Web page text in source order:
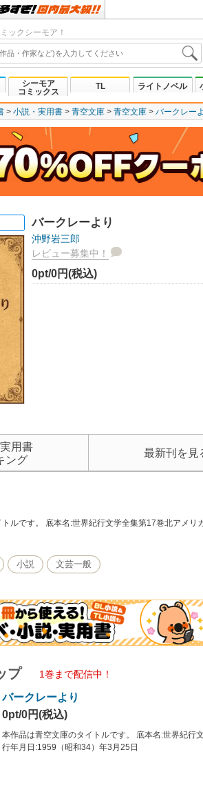
ックシーモア！
シーモア
コミックス
TL ライトノベル
小説・実用書 青空文庫 青空文庫 バークレー
バークレーより
沖野岩三郎
レビュー募集中！
0pt/0円(税込)
用書
ング
最新刊を見
ルです。 底本名:世界紀行文学全集第17巻北アメ
小説 文芸一般
プ 1巻まで配信中！
バークレーより
0pt/0円(税込)
本作品は青空文庫のタイトルです。 底本名:世界紀行
行年月日:1959（昭和34）年3月25日